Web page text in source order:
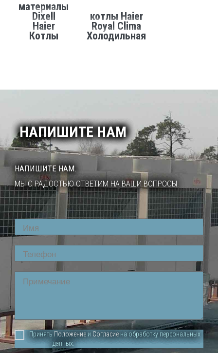
материалы
Dixell котлы Haier
Haier
Royal Clima
Котлы
Viessmann
Холодильная
автоматика
НАПИШИТЕ НАМ
НАПИШИТЕ НАМ.
МЫ С РАДОСТЬЮ ОТВЕТИМ НА ВАШИ ВОПРОСЫ.
Name
Phone
Comment
Принять Положение и Согласие на обработку персональных
данных.